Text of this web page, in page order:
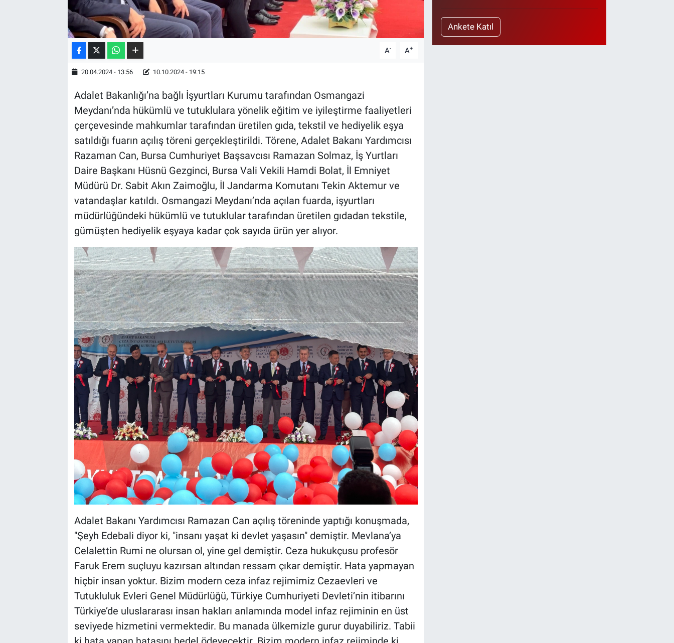
A- A+
20.04.2024 - 13:56 10.10.2024 - 19:15
Adalet Bakanlığı’na bağlı İşyurtları Kurumu tarafından Osmangazi
Meydanı’nda hükümlü ve tutuklulara yönelik eğitim ve iyileştirme faaliyetleri
çerçevesinde mahkumlar tarafından üretilen gıda, tekstil ve hediyelik eşya
satıldığı fuarın açılış töreni gerçekleştirildi. Törene, Adalet Bakanı Yardımcısı
Razaman Can, Bursa Cumhuriyet Başsavcısı Ramazan Solmaz, İş Yurtları
Daire Başkanı Hüsnü Gezginci, Bursa Vali Vekili Hamdi Bolat, İl Emniyet
Müdürü Dr. Sabit Akın Zaimoğlu, İl Jandarma Komutanı Tekin Aktemur ve
vatandaşlar katıldı. Osmangazi Meydanı’nda açılan fuarda, işyurtları
müdürlüğündeki hükümlü ve tutuklular tarafından üretilen gıdadan tekstile,
gümüşten hediyelik eşyaya kadar çok sayıda ürün yer alıyor.
Adalet Bakanı Yardımcısı Ramazan Can açılış töreninde yaptığı konuşmada,
"Şeyh Edebali diyor ki, "insanı yaşat ki devlet yaşasın" demiştir. Mevlana’ya
Celalettin Rumi ne olursan ol, yine gel demiştir. Ceza hukukçusu profesör
Faruk Erem suçluyu kazırsan altından ressam çıkar demiştir. Hata yapmayan
hiçbir insan yoktur. Bizim modern ceza infaz rejimimiz Cezaevleri ve
Tutukluluk Evleri Genel Müdürlüğü, Türkiye Cumhuriyeti Devleti’nin itibarını
Türkiye’de uluslararası insan hakları anlamında model infaz rejiminin en üst
seviyede hizmetini vermektedir. Bu manada ülkemizle gurur duyabiliriz. Tabii
Ankete Katıl